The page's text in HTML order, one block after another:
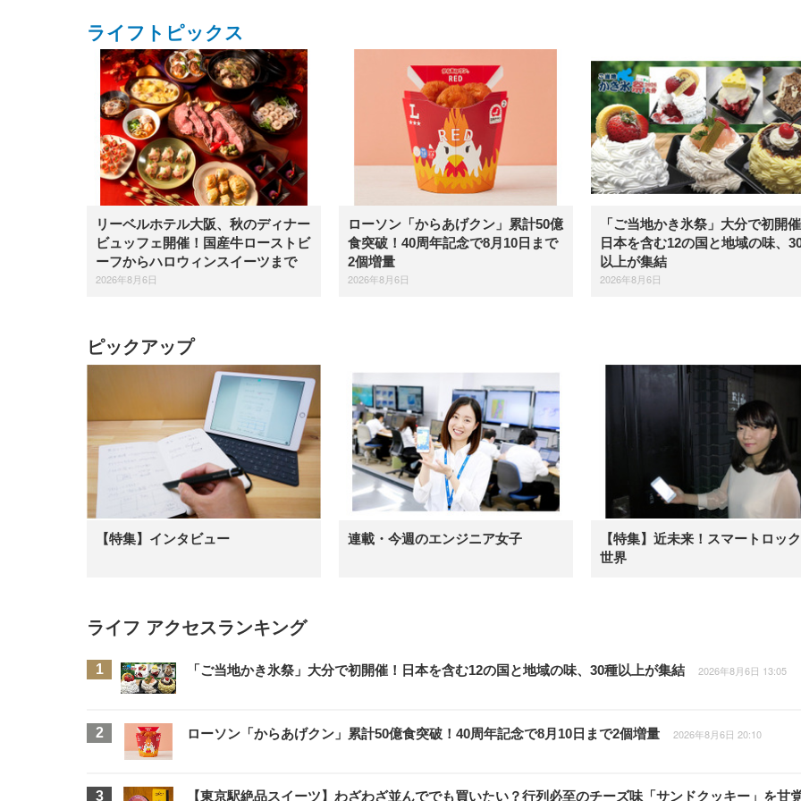
ライフトピックス
リーベルホテル大阪、秋のディナー
ビュッフェ開催！国産牛ローストビ
ーフからハロウィンスイーツまで
2026年8月6日
ローソン「からあげクン」累計50億
食突破！40周年記念で8月10日まで
2個増量
2026年8月6日
「ご当地かき氷祭」大分で初開
日本を含む12の国と地域の味、
以上が集結
2026年8月6日
ピックアップ
【特集】インタビュー 連載・今週のエンジニア女子
【特集】近未来！スマートロッ
世界
ライフ アクセスランキング
「ご当地かき氷祭」大分で初開催！日本を含む12の国と地域の味、30種以上が集結 2026年8月6日 13:05
ローソン「からあげクン」累計50億食突破！40周年記念で8月10日まで2個増量 2026年8月6日 20:10
【東京駅絶品スイーツ】わざわざ並んででも買いたい？行列必至のチーズ味「サンドクッキー」を甘